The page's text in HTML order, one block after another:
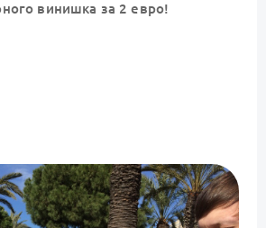
винишка за 2 евро!